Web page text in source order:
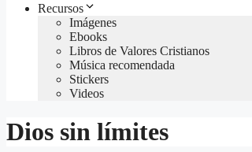
Recursos
Imágenes
Ebooks
Libros de Valores Cristianos
Música recomendada
Stickers
Videos
Dios sin límites